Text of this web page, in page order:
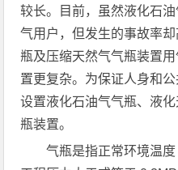
较长。目前，虽然液化石
气用户，但发生的事故率
瓶及压缩天然气气瓶装置
置更复杂。为保证人身和
设置液化石油气气瓶、液
瓶装置。
气瓶是指正常环境温